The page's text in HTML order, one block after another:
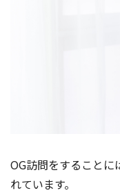
OG訪問をすること
れています。